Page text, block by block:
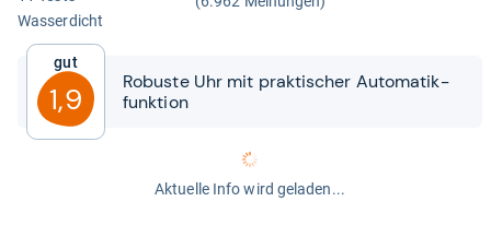
Was­ser­dicht
Gut
1,9
Robuste Uhr mit prak­ti­scher Auto­ma­tik­
funk­tion
Aktuelle Info wird geladen...